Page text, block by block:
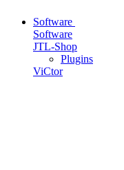
Software
Software
JTL-Shop
Plugins
ViCtor